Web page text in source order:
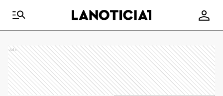
Ads